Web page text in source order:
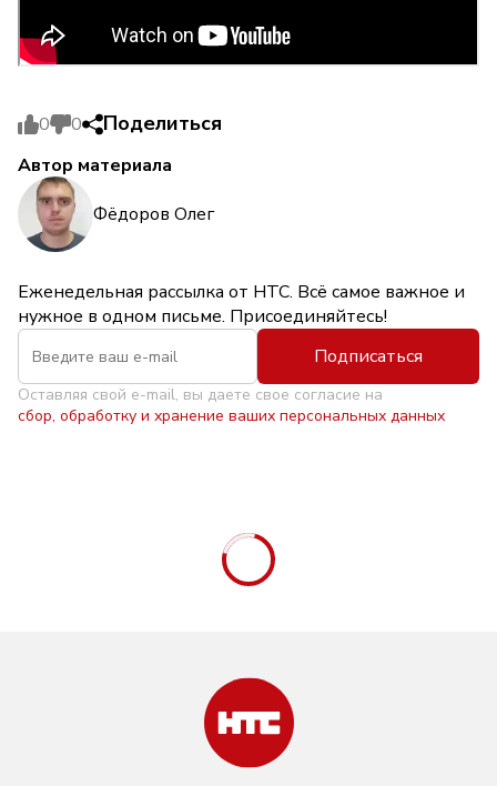
0 0 Поделиться
Автор материала
Фёдоров Олег
Еженедельная рассылка от НТС. Всё самое важное и
нужное в одном письме. Присоединяйтесь!
Подписаться
Оставляя свой e-mail, вы даете свое согласие на
сбор, обработку и хранение ваших персональных данных